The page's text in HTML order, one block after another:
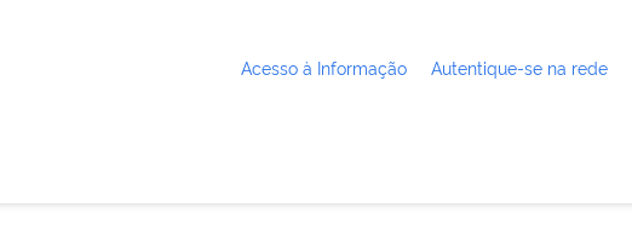
Acesso à Informação Autentique-se na rede